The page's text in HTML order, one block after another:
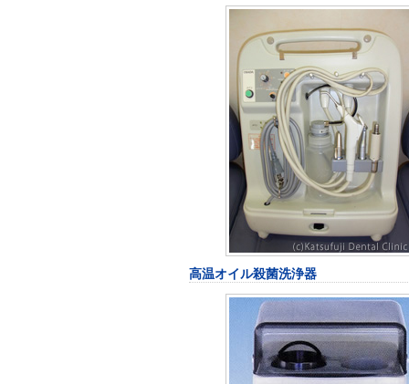
高温オイル殺菌洗浄器